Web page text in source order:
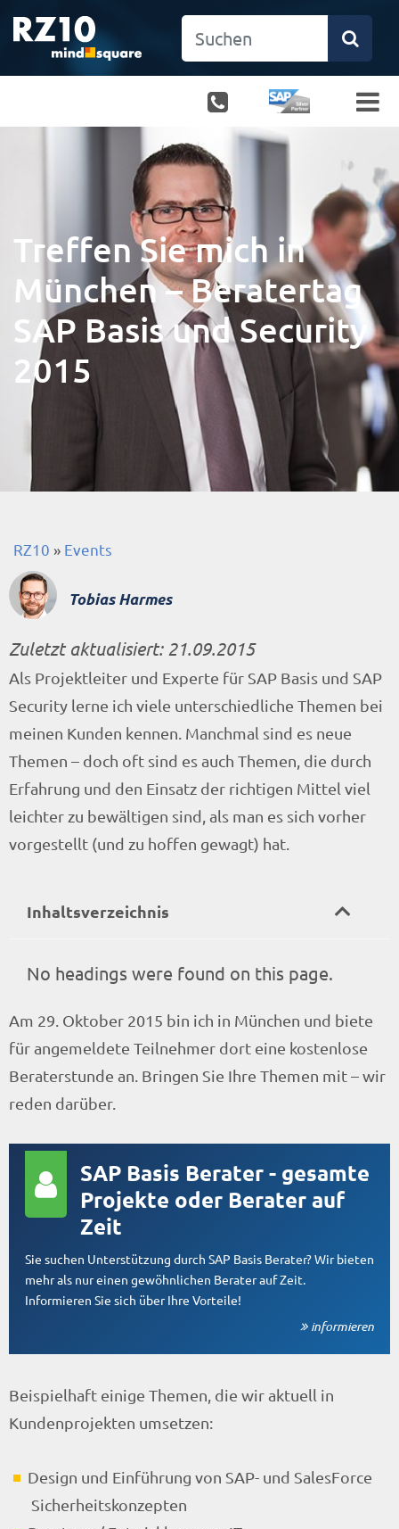
Treffen Sie mich in
München – Beratertag
SAP Basis und Security
2015
RZ10 » Events
Tobias Harmes
Zuletzt aktualisiert: 21.09.2015
Als Projektleiter und Experte für SAP Basis und SAP
Security lerne ich viele unterschiedliche Themen bei
meinen Kunden kennen. Manchmal sind es neue
Themen – doch oft sind es auch Themen, die durch
Erfahrung und den Einsatz der richtigen Mittel viel
leichter zu bewältigen sind, als man es sich vorher
vorgestellt (und zu hoffen gewagt) hat.
Inhaltsverzeichnis
No headings were found on this page.
Am 29. Oktober 2015 bin ich in München und biete
für angemeldete Teilnehmer dort eine kostenlose
Beraterstunde an. Bringen Sie Ihre Themen mit – wir
reden darüber.
SAP Basis Berater - gesamte
Projekte oder Berater auf
Zeit
Sie suchen Unterstützung durch SAP Basis Berater? Wir bieten
mehr als nur einen gewöhnlichen Berater auf Zeit.
Informieren Sie sich über Ihre Vorteile!
informieren
Beispielhaft einige Themen, die wir aktuell in
Kundenprojekten umsetzen:
Design und Einführung von SAP- und SalesForce
Sicherheitskonzepten